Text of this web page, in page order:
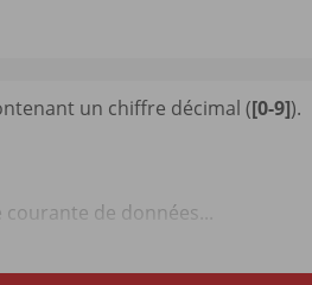
un chiffre décimal ([0-9]).
de données...